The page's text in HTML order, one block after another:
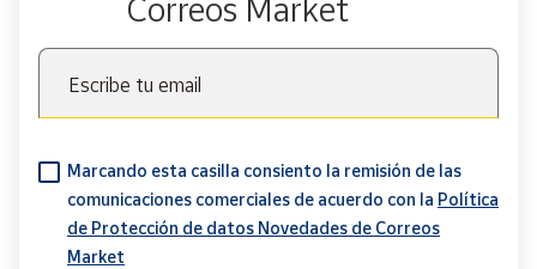
Correos Market
Escribe tu email
Marcando esta casilla consiento la remisión de las
comunicaciones comerciales de acuerdo con la Política
de Protección de datos Novedades de Correos
Market